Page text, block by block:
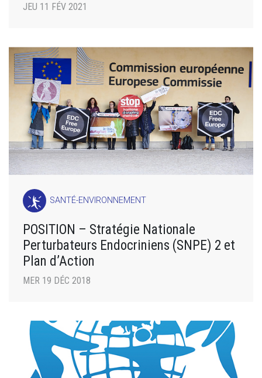
JEU 11 FÉV 2021
SANTÉ-ENVIRONNEMENT
POSITION – Stratégie Nationale
Perturbateurs Endocriniens (SNPE) 2 et
Plan d’Action
MER 19 DÉC 2018